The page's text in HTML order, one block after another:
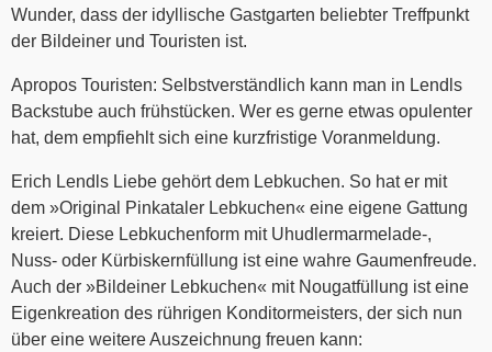
Wunder, dass der idyllische Gastgarten beliebter Treffpunkt
der Bildeiner und Touristen ist.
Apropos Touristen: Selbstverständlich kann man in Lendls
Backstube auch frühstücken. Wer es gerne etwas opulenter
hat, dem empfiehlt sich eine kurzfristige Voranmeldung.
Erich Lendls Liebe gehört dem Lebkuchen. So hat er mit
dem »Original Pinkataler Lebkuchen« eine eigene Gattung
kreiert. Diese Lebkuchenform mit Uhudlermarmelade-,
Nuss- oder Kürbiskernfüllung ist eine wahre Gaumenfreude.
Auch der »Bildeiner Lebkuchen« mit Nougatfüllung ist eine
Eigenkreation des rührigen Konditormeisters, der sich nun
über eine weitere Auszeichnung freuen kann: